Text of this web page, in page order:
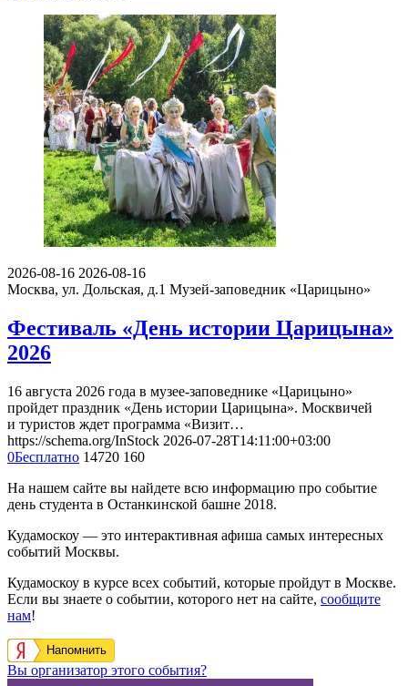
2026-08-16 2026-08-16
Москва, ул. Дольская, д.1 Музей-заповедник «Царицыно»
Фестиваль «День истории Царицына»
2026
16 августа 2026 года в музее-заповеднике «Царицыно»
пройдет праздник «День истории Царицына». Москвичей
и туристов ждет программа «Визит…
https://schema.org/InStock 2026-07-28T14:11:00+03:00
0Бесплатно 14720 160
На нашем сайте вы найдете всю информацию про событие
день студента в Останкинской башне 2018.
Кудамоскоу — это интерактивная афиша самых интересных
событий Москвы.
Кудамоскоу в курсе всех событий, которые пройдут в Москве.
Если вы знаете о событии, которого нет на сайте, сообщите
нам!
Напомнить
Вы организатор этого события?